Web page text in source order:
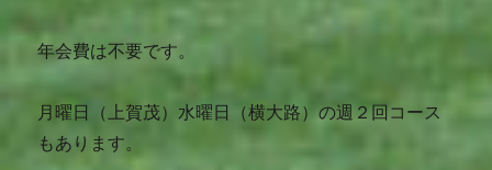
年会費は不要です。
月曜日（上賀茂）水曜日（横大路）の週２回コース
もあります。